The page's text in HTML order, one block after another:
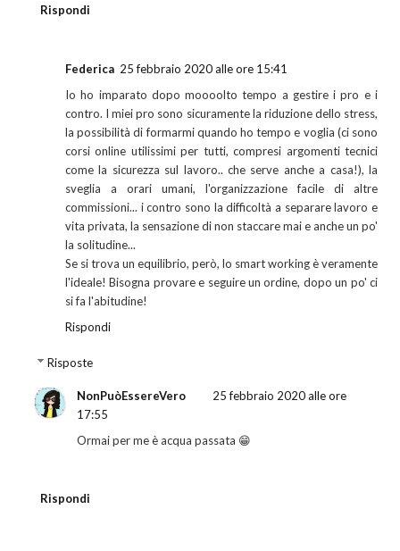
Rispondi
Federica 25 febbraio 2020 alle ore 15:41
Io ho imparato dopo moooolto tempo a gestire i pro e i
contro. I miei pro sono sicuramente la riduzione dello stress,
la possibilità di formarmi quando ho tempo e voglia (ci sono
corsi online utilissimi per tutti, compresi argomenti tecnici
come la sicurezza sul lavoro.. che serve anche a casa!), la
sveglia a orari umani, l'organizzazione facile di altre
commissioni... i contro sono la difficoltà a separare lavoro e
vita privata, la sensazione di non staccare mai e anche un po'
la solitudine...
Se si trova un equilibrio, però, lo smart working è veramente
l'ideale! Bisogna provare e seguire un ordine, dopo un po' ci
si fa l'abitudine!
Rispondi
Risposte
NonPuòEssereVero
25 febbraio 2020 alle ore
17:55
Ormai per me è acqua passata 😁
Rispondi